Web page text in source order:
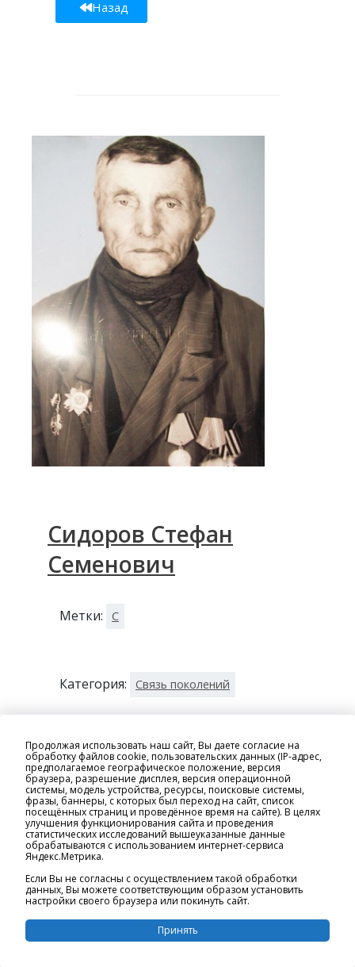
Продолжая использовать наш сайт, Вы даете согласие на
обработку файлов cookie, пользовательских данных (IP-адрес,
предполагаемое географическое положение, версия
браузера, разрешение дисплея, версия операционной
системы, модель устройства, ресурсы, поисковые системы,
фразы, баннеры, с которых был переход на сайт, список
посещённых страниц и проведённое время на сайте). В целях
улучшения функционирования сайта и проведения
статистических исследований вышеуказанные данные
обрабатываются с использованием интернет-сервиса
Яндекс.Метрика.
Если Вы не согласны с осуществлением такой обработки
данных, Вы можете соответствующим образом установить
настройки своего браузера или покинуть сайт.
Принять
Назад
Сидоров Стефан
Семенович
Метки: С
Категория: Связь поколений
Сидоров Стефан
Семенович